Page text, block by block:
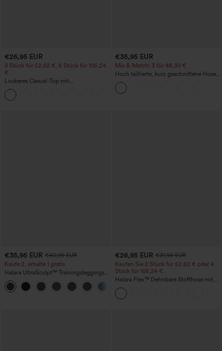
€26,95 EUR
3 Stück für 52,62 €, 6 Stück für 105,24
€
Lockeres Casual-Top mit
Rundhalsausschnitt und
Fledermausärmeln
€35,95 EUR
Mix & Match: 3 für 88,30 €
Hoch taillierte, kurz geschnittene Hose
mit Reißverschlusstasche in Leinenoptik
€35,95 EUR €40,95 EUR
Kaufe 2, erhalte 1 gratis
Halara UltraSculpt™ Trainingsleggings
mit hohem Bund – raffende Push-up-
Po-Form, Bauchkontrolle, Taschen und
formende Passform
€26,95 EUR €31,95 EUR
Kaufen Sie 2 Stück für 52,62 € oder 4
Stück für 105,24 €.
Halara Flex™ Dehnbare Stoffhose mit
hohem Bund, Waffelmuster,
Seitentaschen und weitem Bein